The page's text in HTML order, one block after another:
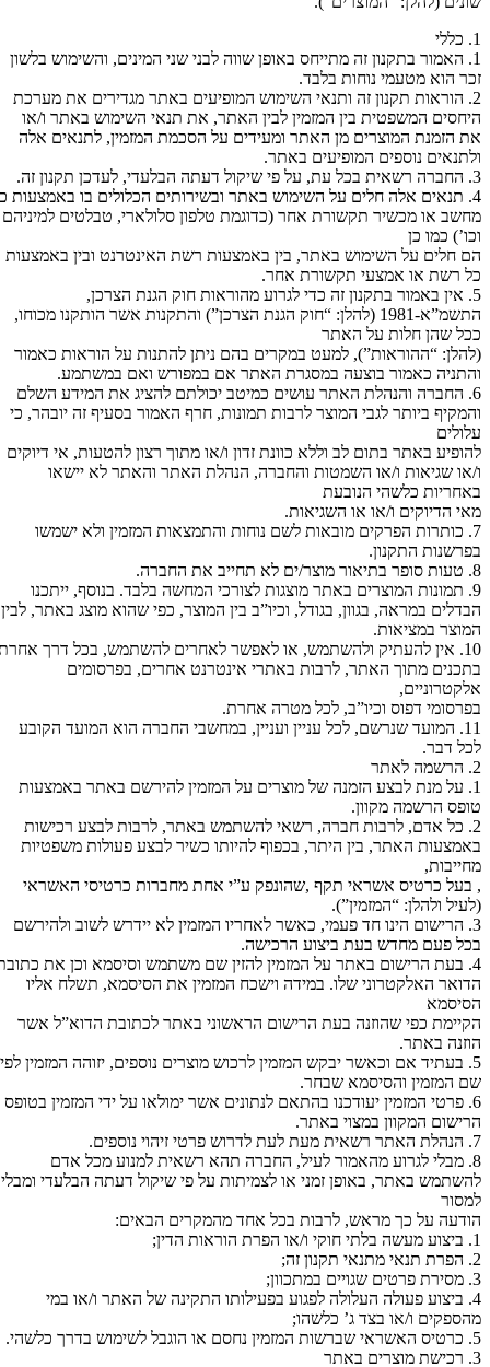
1. האמור בתקנון זה מתייחס באופן שווה לבני שני המינים, והשימוש בלשון
זכר הוא מטעמי נוחות בלבד.
2. הוראות תקנון זה ותנאי השימוש המופיעים באתר מגדירים את מערכת
היחסים המשפטית בין המזמין לבין האתר, את תנאי השימוש באתר ו/או
את הזמנת המוצרים מן האתר ומעידים על הסכמת המזמין, לתנאים אלה
ולתנאים נוספים המופיעים באתר.
4. תנאים אלה חלים על השימוש באתר ובשירותים הכלולים בו באמצעות כל
מחשב או מכשיר תקשורת אחר (כדוגמת טלפון סלולארי, טבלטים למיניהם
וכו’) כמו כן
הם חלים על השימוש באתר, בין באמצעות רשת האינטרנט ובין באמצעות
כל רשת או אמצעי תקשורת אחר.
5. אין באמור בתקנון זה כדי לגרוע מהוראות חוק הגנת הצרכן,
התשמ”א-1981 (להלן: “חוק הגנת הצרכן”) והתקנות אשר הותקנו מכוחו,
ככל שהן חלות על האתר
(להלן: “ההוראות”), למעט במקרים בהם ניתן להתנות על הוראות כאמור
והתניה כאמור בוצעה במסגרת האתר אם במפורש ואם במשתמע.
6. החברה והנהלת האתר עושים כמיטב יכולתם להציג את המידע השלם
והמקיף ביותר לגבי המוצר לרבות תמונות, חרף האמור בסעיף זה יובהר, כי
עלולים
להופיע באתר בתום לב וללא כוונת זדון ו/או מתוך רצון להטעות, אי דיוקים
ו/או שגיאות ו/או השמטות והחברה, הנהלת האתר והאתר לא יישאו
באחריות כלשהי הנובעת
מאי הדיוקים ו/או או השגיאות.
7. כותרות הפרקים מובאות לשם נוחות והתמצאות המזמין ולא ישמשו
בפרשנות התקנון.
9. תמונות המוצרים באתר מוצגות לצורכי המחשה בלבד. בנוסף, ייתכנו
הבדלים במראה, בגוון, בגודל, וכיו”ב בין המוצר, כפי שהוא מוצג באתר, לבין
המוצר במציאות.
10. אין להעתיק ולהשתמש, או לאפשר לאחרים להשתמש, בכל דרך אחרת
בתכנים מתוך האתר, לרבות באתרי אינטרנט אחרים, בפרסומים
אלקטרוניים,
בפרסומי דפוס וכיו”ב, לכל מטרה אחרת.
11. המועד שנרשם, לכל עניין ועניין, במחשבי החברה הוא המועד הקובע
לכל דבר.
1. על מנת לבצע הזמנה של מוצרים על המזמין להירשם באתר באמצעות
טופס הרשמה מקוון.
2. כל אדם, לרבות חברה, רשאי להשתמש באתר, לרבות לבצע רכישות
באמצעות האתר, בין היתר, בכפוף להיותו כשיר לבצע פעולות משפטיות
מחייבות,
, בעל כרטיס אשראי תקף ,שהונפק ע”י אחת מחברות כרטיסי האשראי
(לעיל ולהלן: “המזמין”).
3. הרישום הינו חד פעמי, כאשר לאחריו המזמין לא יידרש לשוב ולהירשם
בכל פעם מחדש בעת ביצוע הרכישה.
4. בעת הרישום באתר על המזמין להזין שם משתמש וסיסמא וכן את כתובת
הדואר האלקטרוני שלו. במידה וישכח המזמין את הסיסמא, תשלח אליו
הסיסמא
הקיימת כפי שהוזנה בעת הרישום הראשוני באתר לכתובת הדוא”ל אשר
הוזנה באתר.
5. בעתיד אם וכאשר יבקש המזמין לרכוש מוצרים נוספים, יזוהה המזמין לפי
שם המזמין והסיסמא שבחר.
6. פרטי המזמין יעודכנו בהתאם לנתונים אשר ימולאו על ידי המזמין בטופס
הרישום המקוון במצוי באתר.
8. מבלי לגרוע מהאמור לעיל, החברה תהא רשאית למנוע מכל אדם
להשתמש באתר, באופן זמני או לצמיתות על פי שיקול דעתה הבלעדי ומבלי
למסור
הודעה על כך מראש, לרבות בכל אחד מהמקרים הבאים:
4. ביצוע פעולה העלולה לפגוע בפעילותו התקינה של האתר ו/או במי
מהספקים ו/או בצד ג’ כלשהו;